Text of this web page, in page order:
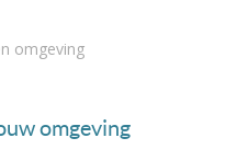
omgeving
omgeving